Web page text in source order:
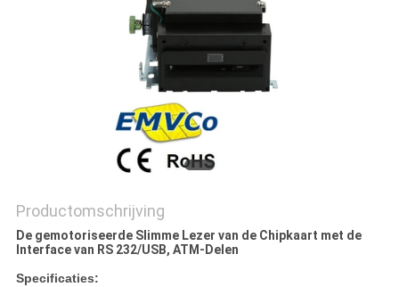
Productomschrijving
De gemotoriseerde Slimme Lezer van de Chipkaart met de
Interface van RS 232/USB, ATM-Delen
Specificaties: